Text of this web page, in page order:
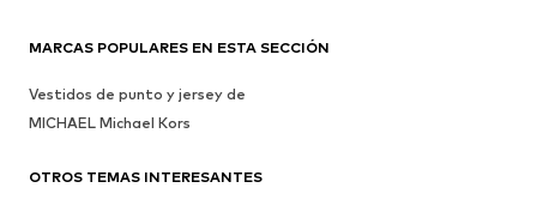
MARCAS POPULARES EN ESTA SECCIÓN
Vestidos de punto y jersey de
MICHAEL Michael Kors
OTROS TEMAS INTERESANTES